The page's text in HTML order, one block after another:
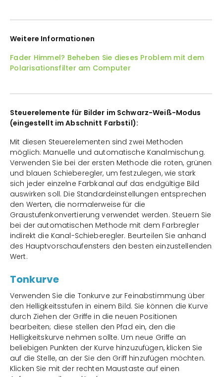
Weitere Informationen
Fader Himmel? Beheben Sie dieses Problem mit dem
Polarisationsfilter am Computer
Steuerelemente für Bilder im Schwarz-Weiß-Modus
(eingestellt im Abschnitt Farbstil):
Mit diesen Steuerelementen sind zwei Methoden
möglich: Manuelle und automatische Kanalmischung.
Verwenden Sie bei der ersten Methode die roten, grünen
und blauen Schieberegler, um festzulegen, wie stark
sich jeder einzelne Farbkanal auf das endgültige Bild
auswirken soll. Die Standardeinstellungen entsprechen
den Werten, die normalerweise für die
Graustufenkonvertierung verwendet werden. Steuern Sie
bei der automatischen Methode mit dem Farbregler
indirekt die Kanal-Schieberegler. Beurteilen Sie anhand
des Hauptvorschaufensters den besten einzustellenden
Wert.
Tonkurve
Verwenden Sie die Tonkurve zur Feinabstimmung über
den Helligkeitsstufen in einem Bild. Sie können die Kurve
durch Ziehen der Griffe in die neuen Positionen
bearbeiten; diese stellen den Pfad ein, den die
Helligkeitskurve nehmen sollte. Um neue Griffe an
beliebigen Punkten der Kurve hinzuzufügen, klicken Sie
auf die Stelle, an der Sie den Griff hinzufügen möchten.
Klicken Sie mit der rechten Maustaste auf einen